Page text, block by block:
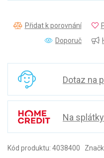
Přidat k porovnání
Doporuč
Dotaz na
Na
Kód produktu: 4038400